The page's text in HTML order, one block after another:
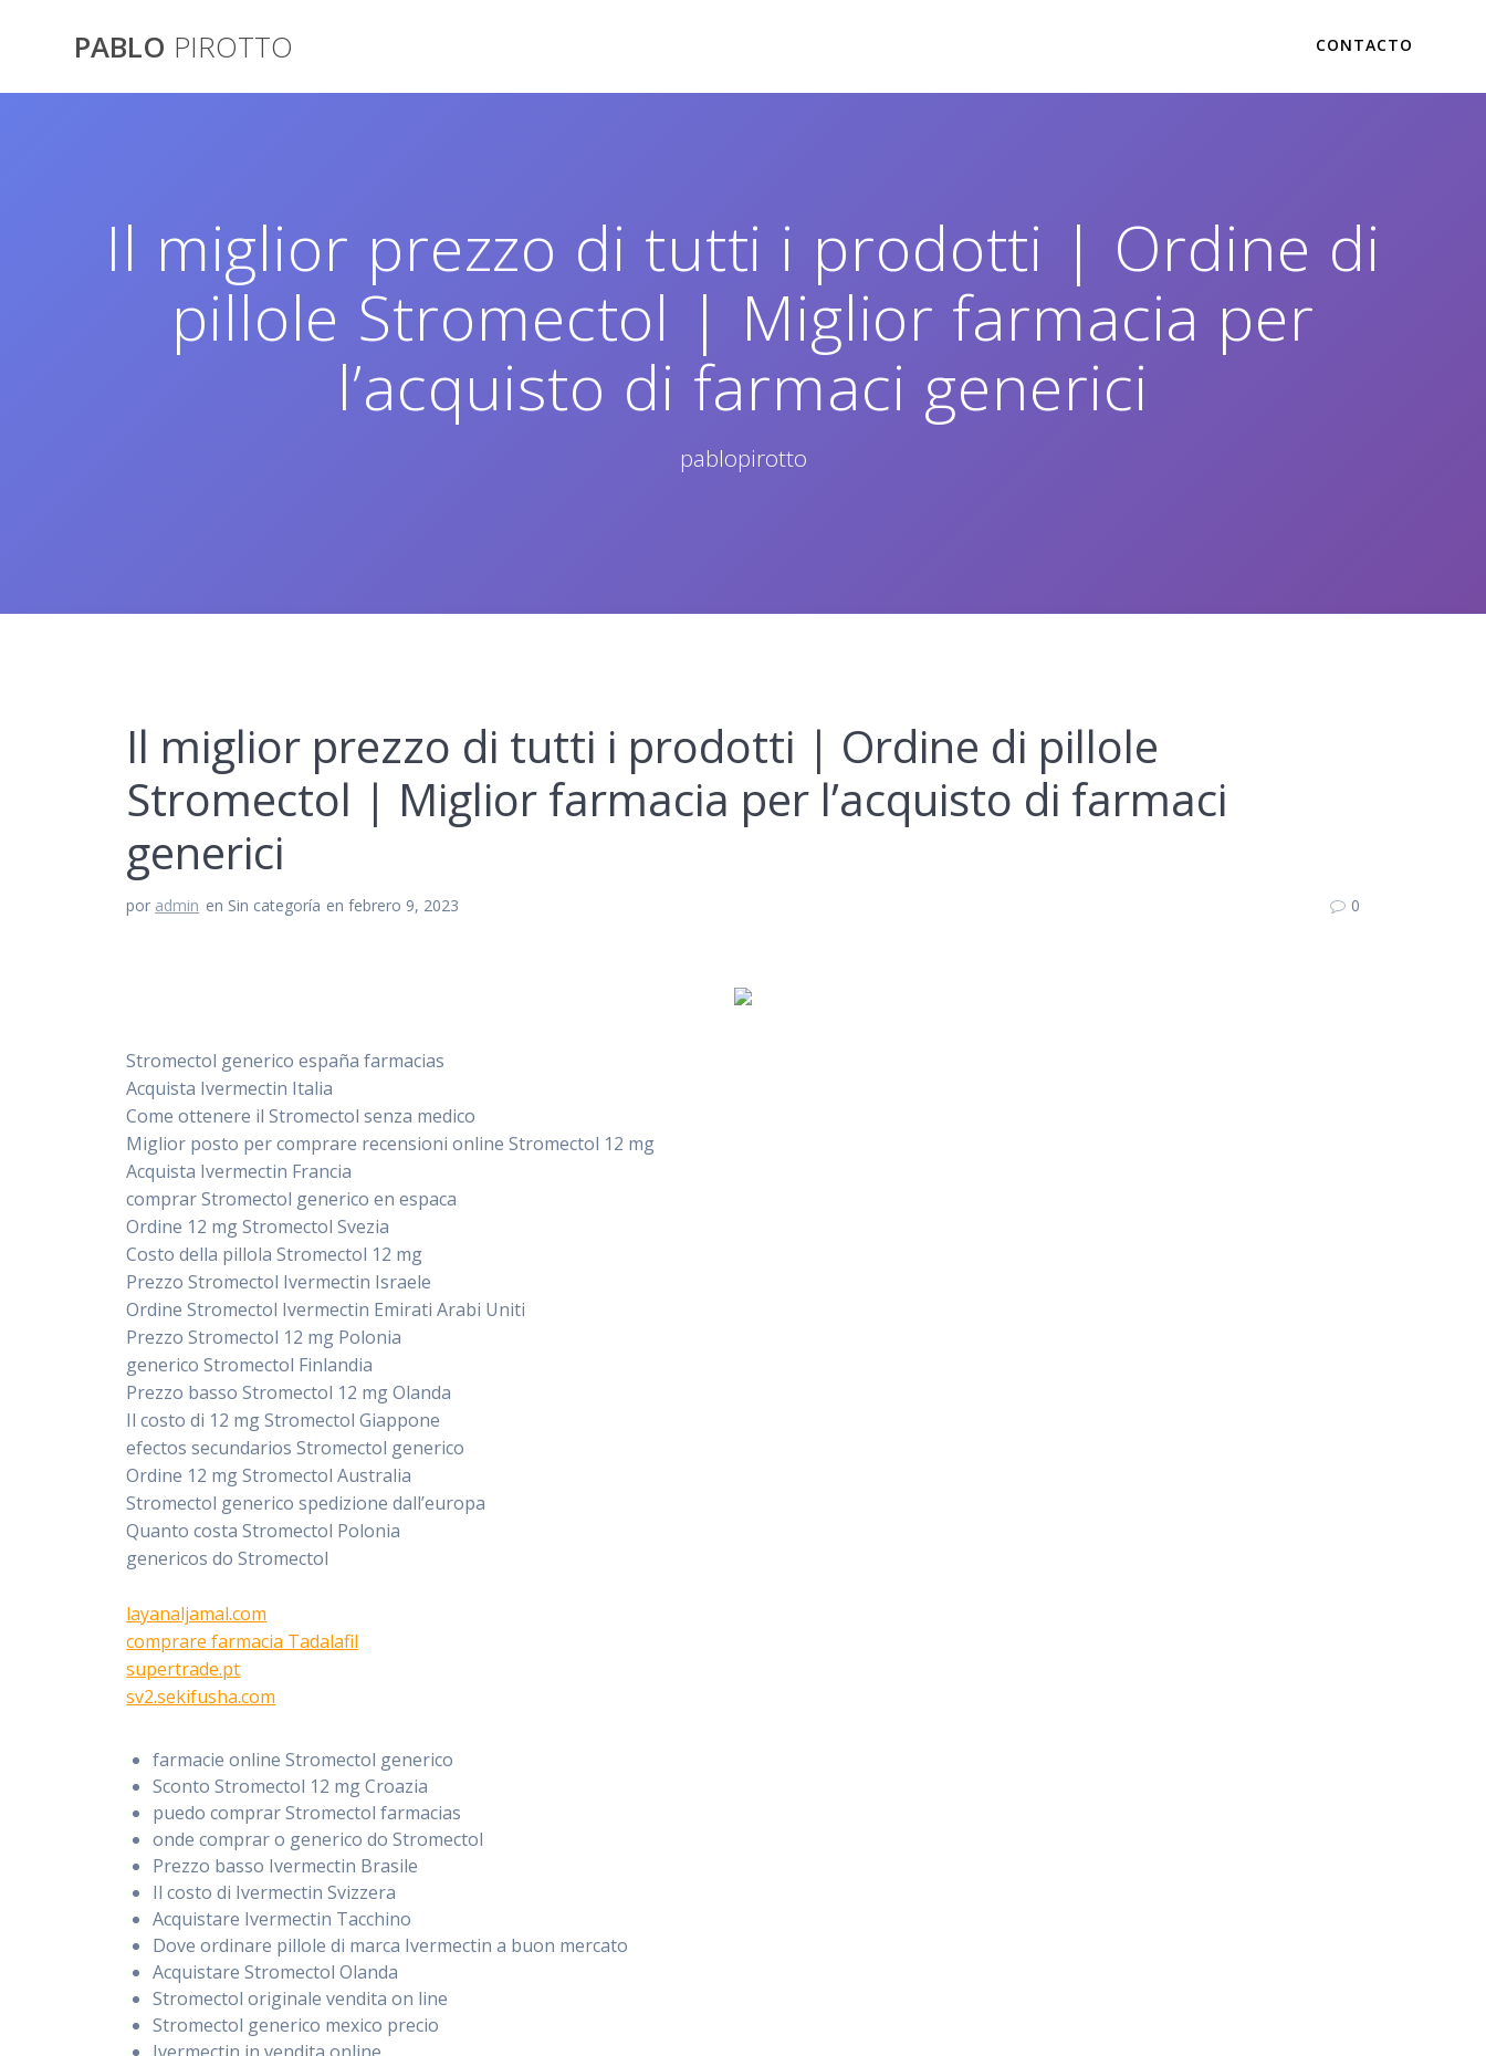
contenidoPABLO PIROTTO CONTACTO
Il miglior prezzo di tutti i prodotti | Ordine di
pillole Stromectol | Miglior farmacia per
l’acquisto di farmaci generici
pablopirotto
Il miglior prezzo di tutti i prodotti | Ordine di pillole
Stromectol | Miglior farmacia per l’acquisto di farmaci
generici
por admin en Sin categoría en febrero 9, 2023 0
Stromectol generico españa farmacias
Acquista Ivermectin Italia
Come ottenere il Stromectol senza medico
Miglior posto per comprare recensioni online Stromectol 12 mg
Acquista Ivermectin Francia
comprar Stromectol generico en espaсa
Ordine 12 mg Stromectol Svezia
Costo della pillola Stromectol 12 mg
Prezzo Stromectol Ivermectin Israele
Ordine Stromectol Ivermectin Emirati Arabi Uniti
Prezzo Stromectol 12 mg Polonia
generico Stromectol Finlandia
Prezzo basso Stromectol 12 mg Olanda
Il costo di 12 mg Stromectol Giappone
efectos secundarios Stromectol generico
Ordine 12 mg Stromectol Australia
Stromectol generico spedizione dall’europa
Quanto costa Stromectol Polonia
genericos do Stromectol
layanaljamal.com
comprare farmacia Tadalafil
supertrade.pt
sv2.sekifusha.com
farmacie online Stromectol generico
Sconto Stromectol 12 mg Croazia
puedo comprar Stromectol farmacias
onde comprar o generico do Stromectol
Prezzo basso Ivermectin Brasile
Il costo di Ivermectin Svizzera
Acquistare Ivermectin Tacchino
Dove ordinare pillole di marca Ivermectin a buon mercato
Acquistare Stromectol Olanda
Stromectol originale vendita on line
Stromectol generico mexico precio